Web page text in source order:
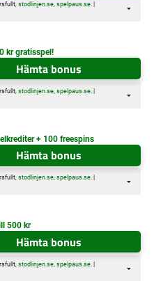
stodlinjen.se, spelpaus.se. |
kr gratisspel!
Hämta bonus
stodlinjen.se, spelpaus.se. |
+ 100 freespins
Hämta bonus
stodlinjen.se, spelpaus.se. |
500 kr
Hämta bonus
stodlinjen.se, spelpaus.se. |